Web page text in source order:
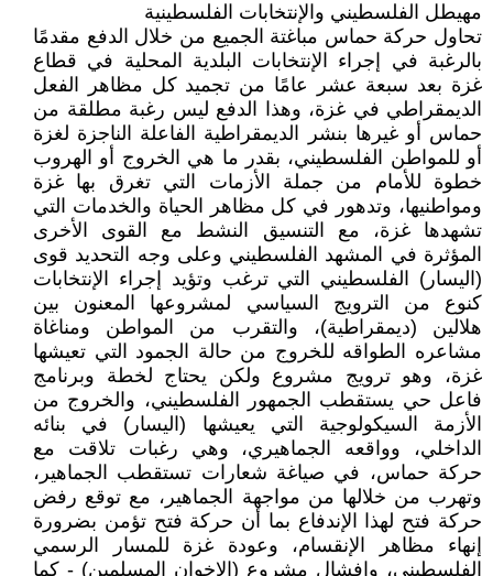
مهيطل الفلسطيني والإنتخابات الفلسطينية
تحاول حركة حماس مباغتة الجميع من خلال الدفع مقدمًا
بالرغبة في إجراء الإنتخابات البلدية المحلية في قطاع
غزة بعد سبعة عشر عامًا من تجميد كل مظاهر الفعل
الديمقراطي في غزة، وهذا الدفع ليس رغبة مطلقة من
حماس أو غيرها بنشر الديمقراطية الفاعلة الناجزة لغزة
أو للمواطن الفلسطيني، بقدر ما هي الخروج أو الهروب
خطوة للأمام من جملة الأزمات التي تغرق بها غزة
ومواطنيها، وتدهور في كل مظاهر الحياة والخدمات التي
تشهدها غزة، مع التنسيق النشط مع القوى الأخرى
المؤثرة في المشهد الفلسطيني وعلى وجه التحديد قوى
(اليسار) الفلسطيني التي ترغب وتؤيد إجراء الإنتخابات
كنوع من الترويج السياسي لمشروعها المعنون بين
هلالين (ديمقراطية)، والتقرب من المواطن ومناغاة
مشاعره الطواقه للخروج من حالة الجمود التي تعيشها
غزة، وهو ترويج مشروع ولكن يحتاج لخطة وبرنامج
فاعل حي يستقطب الجمهور الفلسطيني، والخروج من
الأزمة السيكولوجية التي يعيشها (اليسار) في بنائه
الداخلي، وواقعه الجماهيري، وهي رغبات تلاقت مع
حركة حماس، في صياغة شعارات تستقطب الجماهير،
وتهرب من خلالها من مواجهة الجماهير، مع توقع رفض
حركة فتح لهذا الإندفاع بما أن حركة فتح تؤمن بضرورة
إنهاء مظاهر الإنقسام، وعودة غزة للمسار الرسمي
الفلسطيني، وإفشال مشروع (الإخوان المسلمين) - كما